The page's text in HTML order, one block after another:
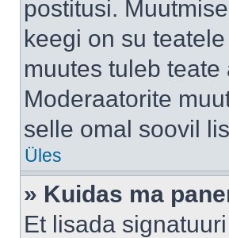
postitusi.
keegi on su
muutes tuleb
Moderaatorite
selle omal soovil
Üles
» Kuidas ma
Et lisada